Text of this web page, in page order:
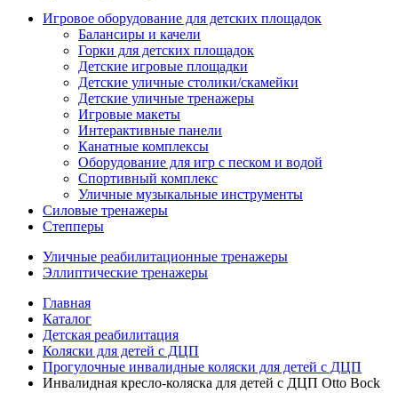
Игровое оборудование для детских площадок
Балансиры и качели
Горки для детских площадок
Детские игровые площадки
Детские уличные столики/скамейки
Детские уличные тренажеры
Игровые макеты
Интерактивные панели
Канатные комплексы
Оборудование для игр с песком и водой
Спортивный комплекс
Уличные музыкальные инструменты
Силовые тренажеры
Степперы
Уличные реабилитационные тренажеры
Эллиптические тренажеры
Главная
Каталог
Детская реабилитация
Коляски для детей с ДЦП
Прогулочные инвалидные коляски для детей с ДЦП
Инвалидная кресло-коляска для детей с ДЦП Otto Bock